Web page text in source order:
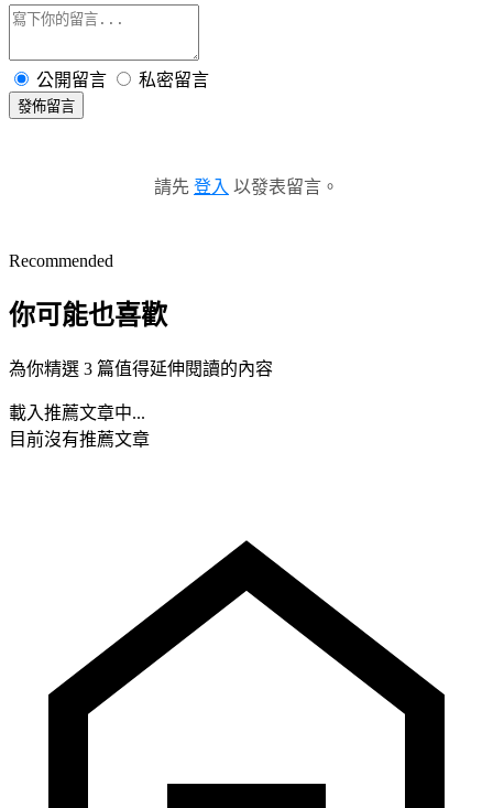
公開留言 私密留言
發佈留言
請先 登入 以發表留言。
Recommended
你可能也喜歡
為你精選 3 篇值得延伸閱讀的內容
載入推薦文章中...
目前沒有推薦文章